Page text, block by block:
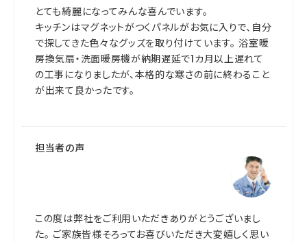
とても綺麗になってみんな喜んでいます。
キッチンはマグネットがつくパネルがお気に入りで、自分
で探してきた色々なグッズを取り付けています。 浴室暖
房換気扇・洗面暖房機が納期遅延で1カ月以上遅れて
の工事になりましたが、本格的な寒さの前に終わること
が出来て良かったです。
担当者の声
この度は弊社をご利用いただきありがとうございまし
た。 ご家族皆様そろってお喜びいただき大変嬉しく思い